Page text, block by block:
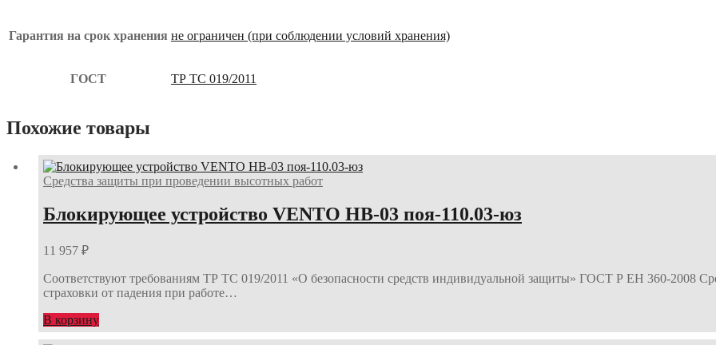
Гарантия на срок хранения не ограничен (при соблюдении условий хранения)
ГОСТ ТР ТС 019/2011
Похожие товары
Средства защиты при проведении высотных работ
Блокирующее устройство VENTO НВ-03 поя-110.03-юз
11 957 ₽
Соответствуют требованиям ТР ТС 019/2011 «О безопасности средств индивидуальной защиты» ГОСТ Р ЕН 360-2008
страховки от падения при работе…
В корзину